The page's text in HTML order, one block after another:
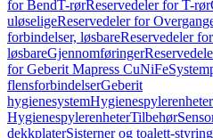
for BendT-rørReservedeler for T-rør
uløseligeReservedeler for
forbindelser, løsbareReservedeler
løsbareGjennomføringer
for Geberit Mapress CuNiFe
flensforbindelserGeberit
hygienesystemHygienespylerenheter
HygienespylerenheterTilbehør
dekkplaterSisterner og toalett-